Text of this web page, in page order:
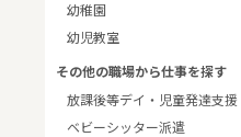
幼稚園
幼児教室
その他の職場から仕事を探す
放課後等デイ・児童発達支援
ベビーシッター派遣